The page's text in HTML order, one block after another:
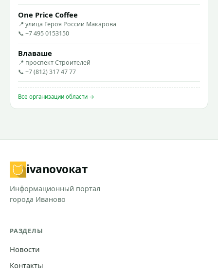
One Price Coffee
📍 улица Героя России Макарова
📞 +7 495 0153150
Влаваше
📍 проспект Строителей
📞 +7 (812) 317 47 77
Все организации области →
ivanovoкат
Информационный портал
города Иваново
РАЗДЕЛЫ
Новости
Контакты